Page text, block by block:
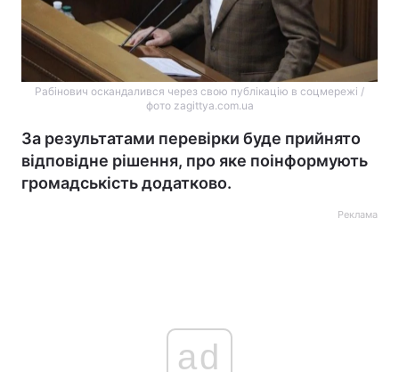
Рабінович оскандалився через свою публікацію в соцмережі /
фото zagittya.com.ua
За результатами перевірки буде прийнято
відповідне рішення, про яке поінформують
громадськість додатково.
Реклама
ad